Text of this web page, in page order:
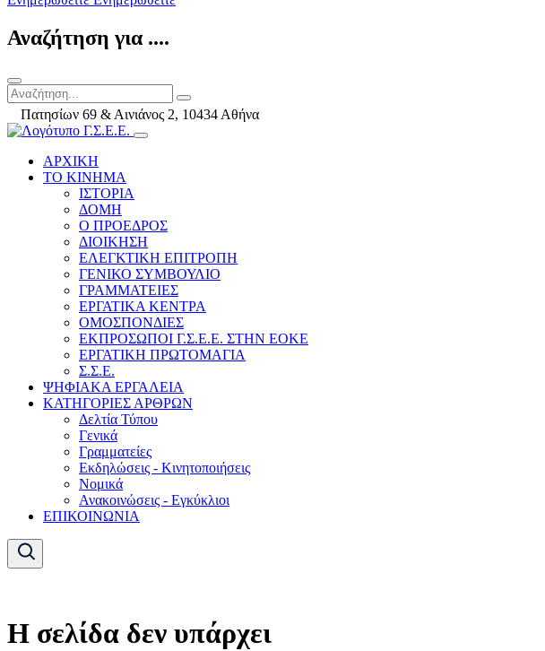
Αναζήτηση για ....
Πατησίων 69 & Αινιάνος 2, 10434 Αθήνα
ΑΡΧΙΚΗ
ΤΟ ΚΙΝΗΜΑ
ΙΣΤΟΡΙΑ
ΔΟΜΗ
Ο ΠΡΟΕΔΡΟΣ
ΔΙΟΙΚΗΣΗ
ΕΛΕΓΚΤΙΚΗ ΕΠΙΤΡΟΠΗ
ΓΕΝΙΚΟ ΣΥΜΒΟΥΛΙΟ
ΓΡΑΜΜΑΤΕΙΕΣ
ΕΡΓΑΤΙΚΑ ΚΕΝΤΡΑ
ΟΜΟΣΠΟΝΔΙΕΣ
ΕΚΠΡΟΣΩΠΟΙ Γ.Σ.Ε.Ε. ΣΤΗΝ ΕΟΚΕ
ΕΡΓΑΤΙΚΗ ΠΡΩΤΟΜΑΓΙΑ
Σ.Σ.Ε.
ΨΗΦΙΑΚΑ ΕΡΓΑΛΕΙΑ
ΚΑΤΗΓΟΡΙΕΣ ΑΡΘΡΩΝ
Δελτία Τύπου
Γενικά
Γραμματείες
Εκδηλώσεις - Κινητοποιήσεις
Νομικά
Ανακοινώσεις - Εγκύκλιοι
ΕΠΙΚΟΙΝΩΝΙΑ
Η σελίδα δεν υπάρχει